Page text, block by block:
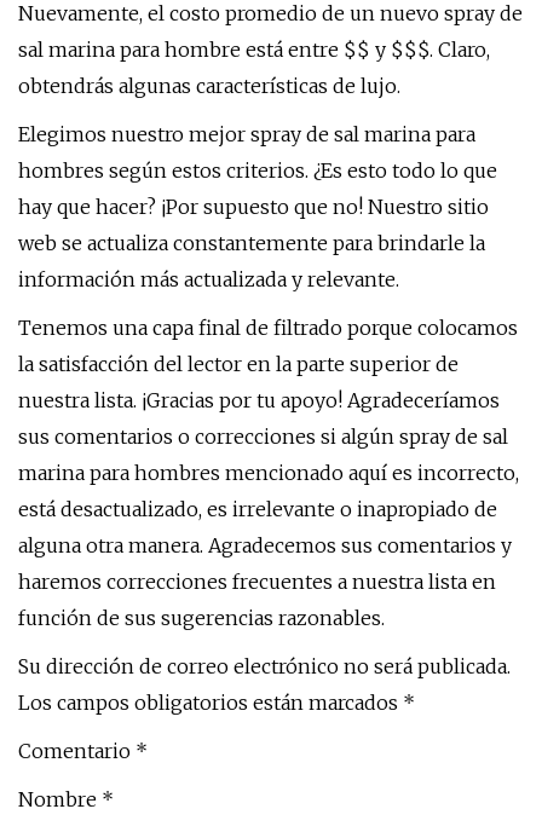
Nuevamente, el costo promedio de un nuevo spray de
sal marina para hombre está entre $$ y $$$. Claro,
obtendrás algunas características de lujo.
Elegimos nuestro mejor spray de sal marina para
hombres según estos criterios. ¿Es esto todo lo que
hay que hacer? ¡Por supuesto que no! Nuestro sitio
web se actualiza constantemente para brindarle la
información más actualizada y relevante.
Tenemos una capa final de filtrado porque colocamos
la satisfacción del lector en la parte superior de
nuestra lista. ¡Gracias por tu apoyo! Agradeceríamos
sus comentarios o correcciones si algún spray de sal
marina para hombres mencionado aquí es incorrecto,
está desactualizado, es irrelevante o inapropiado de
alguna otra manera. Agradecemos sus comentarios y
haremos correcciones frecuentes a nuestra lista en
función de sus sugerencias razonables.
Su dirección de correo electrónico no será publicada.
Los campos obligatorios están marcados *
Comentario *
Nombre *